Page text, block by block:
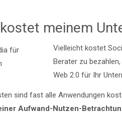
meinem
Vielleicht kostet
Berater zu
Web 2.0 für Ihr
sind fast alle Anwendungen
Aufwand-Nutzen-